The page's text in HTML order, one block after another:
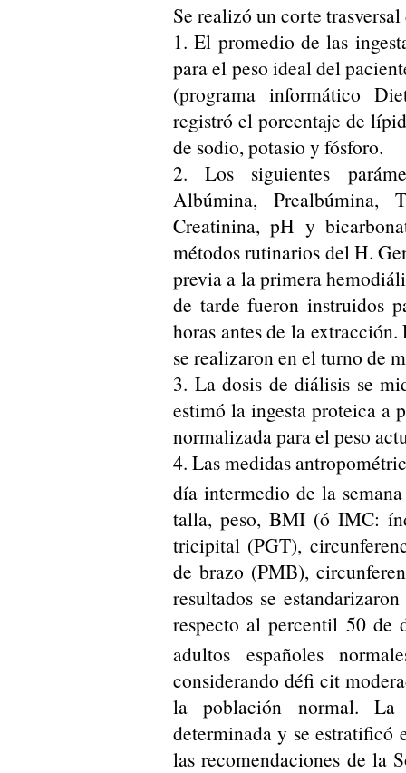
Se realizó un corte
1. El promedio de las
para el peso ideal del
(programa informático
registró el porcentaje de
de sodio, potasio y fósforo.
2. Los siguientes
Albúmina, Prealbúmina,
Creatinina, pH y
métodos rutinarios del H.
previa a la primera
de tarde fueron instruidos
horas antes de la
se realizaron en el turno de
3. La dosis de diálisis se
estimó la ingesta proteica a
normalizada para el peso
4. Las medidas
día intermedio de la
talla, peso, BMI (ó IMC:
tricipital (PGT),
de brazo (PMB),
resultados se
respecto al percentil 50 de
adultos españoles
considerando défi cit
la población normal. La
determinada y se estratificó
las recomendaciones de la